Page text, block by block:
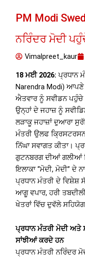
PM Modi
ਨਰਿੰਦਰ ਮੋਦੀ
Vimalpreet_kaur
18 ਮਈ 2026: ਪ੍ਰਧਾਨ
Narendra Modi)
ਐਤਵਾਰ ਨੂੰ ਸਵੀਡਨ
ਉਨ੍ਹਾਂ ਦੇ ਜਹਾਜ਼ ਨੂੰ
ਲੜਾਕੂ ਜਹਾਜ਼ਾਂ ਦੁਆਰਾ
ਮੰਤਰੀ ਉਲਫ
ਨਿੱਘਾ ਸਵਾਗਤ ਕੀਤਾ।
ਗੁਟਨਬਰਗ ਦੀਆਂ ਗਲੀਆਂ
ਇਲਾਕਾ “ਮੋਦੀ, ਮੋਦੀ”
ਪ੍ਰਧਾਨ ਮੰਤਰੀ ਦੇ ਵਿਸ਼ੇਸ਼
ਆਗੂ ਵਪਾਰ, ਹਰੀ
ਖੇਤਰਾਂ ਵਿੱਚ ਦੁਵੱਲੇ
ਪ੍ਰਧਾਨ ਮੰਤਰੀ ਮੋਦੀ ਅਤੇ
ਸਾਂਝੀਆਂ ਕਰਦੇ ਹਨ
ਪ੍ਰਧਾਨ ਮੰਤਰੀ ਨਰਿੰਦਰ